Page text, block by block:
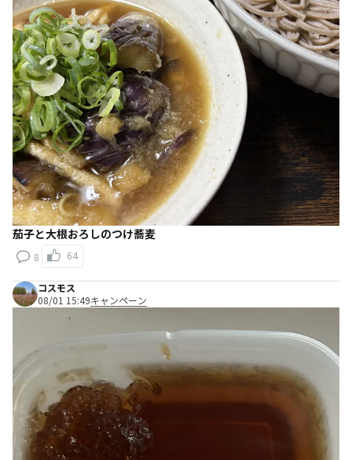
茄子と大根おろしのつけ蕎麦
8 64
コスモス
08/01 15:49キャンペーン